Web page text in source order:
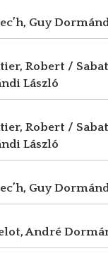
Guy
Robert /
László
Robert /
László
Guy
André